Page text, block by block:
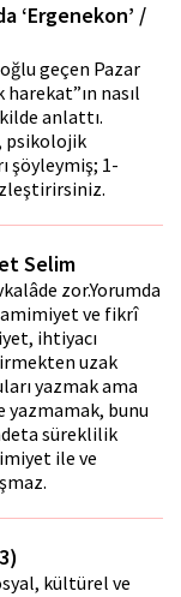
‘Ergenekon’ /
geçen Pazar
harekat”ın nasıl
anlattı.
psikolojik
şöyleymiş; 1-
Selim
zor.Yorumda
ve fikrî
ihtiyacı
uzak
yazmak ama
yazmamak, bunu
süreklilik
ile ve
kültürel ve